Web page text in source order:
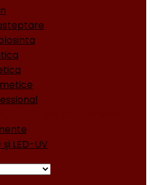
şi LED-UV